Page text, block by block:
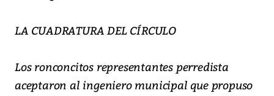
LA CUADRATURA DEL CÍRCULO
Los ronconcitos representantes perredista
aceptaron al ingeniero municipal que propuso